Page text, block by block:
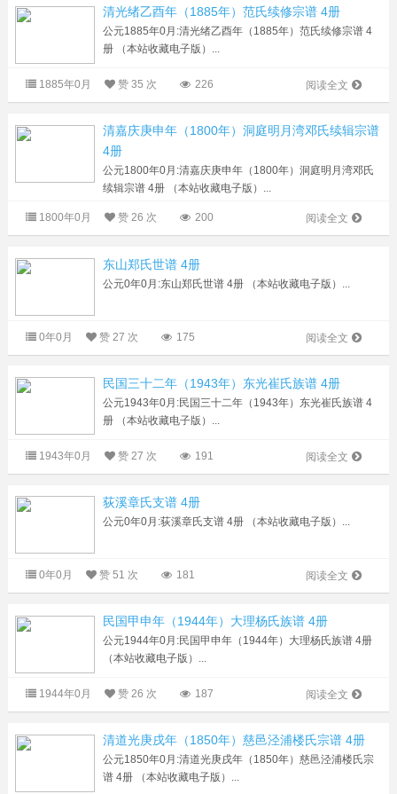
清光绪乙酉年（1885年）范氏续修宗谱 4册
公元1885年0月:清光绪乙酉年（1885年）范氏续修宗谱 4
册 （本站收藏电子版）...
阅读全文
1885年0月 赞35 次 226
清嘉庆庚申年（1800年）洞庭明月湾邓氏续辑宗谱
4册
公元1800年0月:清嘉庆庚申年（1800年）洞庭明月湾邓氏
续辑宗谱 4册 （本站收藏电子版）...
阅读全文
1800年0月 赞26 次 200
东山郑氏世谱 4册
公元0年0月:东山郑氏世谱 4册 （本站收藏电子版）...
阅读全文
0年0月 赞 27 次 175
民国三十二年（1943年）东光崔氏族谱 4册
公元1943年0月:民国三十二年（1943年）东光崔氏族谱 4
册 （本站收藏电子版）...
阅读全文
1943年0月 赞 27 次 191
荻溪章氏支谱 4册
公元0年0月:荻溪章氏支谱 4册 （本站收藏电子版）...
阅读全文
0年0月 赞51 次 181
民国甲申年（1944年）大理杨氏族谱 4册
公元1944年0月:民国甲申年（1944年）大理杨氏族谱 4册
（本站收藏电子版）...
阅读全文
1944年0月 赞26 次 187
清道光庚戌年（1850年）慈邑泾浦楼氏宗谱 4册
公元1850年0月:清道光庚戌年（1850年）慈邑泾浦楼氏宗
谱 4册 （本站收藏电子版）...